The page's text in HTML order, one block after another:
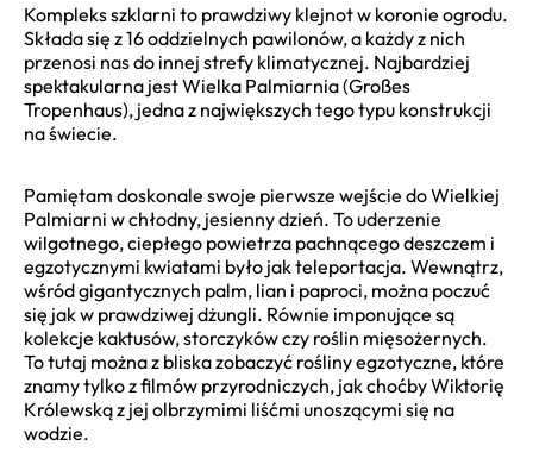
Kompleks szklarni to prawdziwy klejnot w koronie ogrodu.
Składa się z 16 oddzielnych pawilonów, a każdy z nich
przenosi nas do innej strefy klimatycznej. Najbardziej
spektakularna jest Wielka Palmiarnia (Großes
Tropenhaus), jedna z największych tego typu konstrukcji
na świecie.
Pamiętam doskonale swoje pierwsze wejście do Wielkiej
Palmiarni w chłodny, jesienny dzień. To uderzenie
wilgotnego, ciepłego powietrza pachnącego deszczem i
egzotycznymi kwiatami było jak teleportacja. Wewnątrz,
wśród gigantycznych palm, lian i paproci, można poczuć
się jak w prawdziwej dżungli. Równie imponujące są
kolekcje kaktusów, storczyków czy roślin mięsożernych.
To tutaj można z bliska zobaczyć rośliny egzotyczne, które
znamy tylko z filmów przyrodniczych, jak choćby Wiktorię
Królewską z jej olbrzymimi liśćmi unoszącymi się na
wodzie.